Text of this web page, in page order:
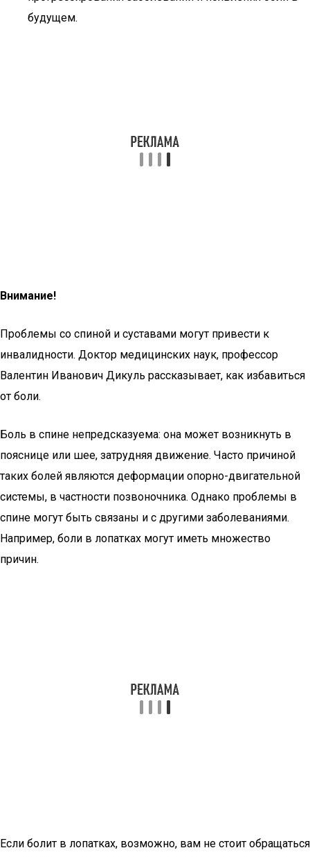
будущем.
Внимание!
Проблемы со спиной и суставами могут привести к
инвалидности. Доктор медицинских наук, профессор
Валентин Иванович Дикуль рассказывает, как избавиться
от боли.
Боль в спине непредсказуема: она может возникнуть в
пояснице или шее, затрудняя движение. Часто причиной
таких болей являются деформации опорно-двигательной
системы, в частности позвоночника. Однако проблемы в
спине могут быть связаны и с другими заболеваниями.
Например, боли в лопатках могут иметь множество
причин.
Если болит в лопатках, возможно, вам не стоит обращаться